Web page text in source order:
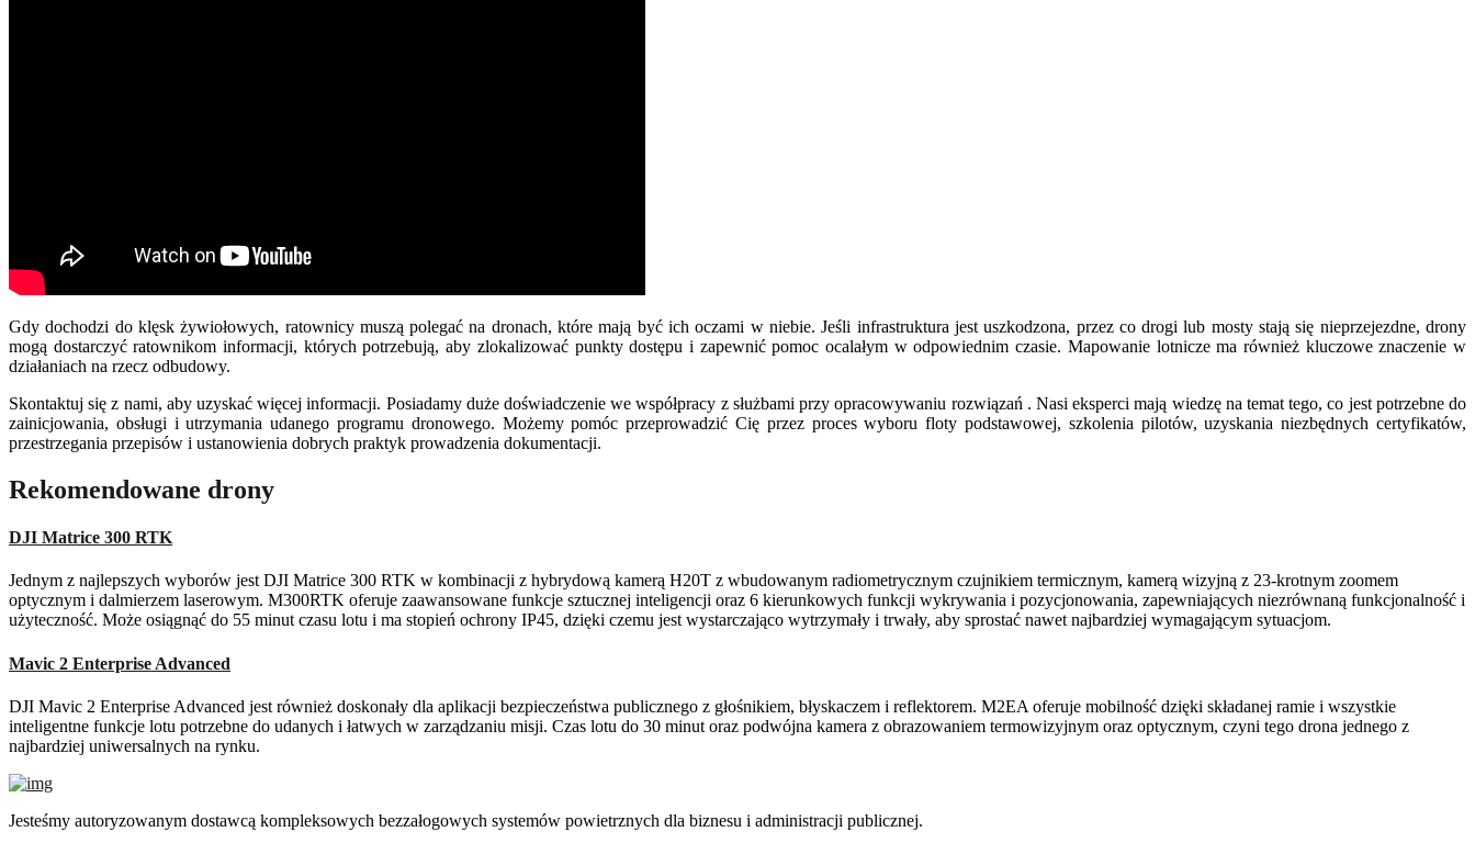
Gdy dochodzi do klęsk żywiołowych, ratownicy muszą polegać na dronach, które mają być ich oczami w niebie.Jeśli infrastruktura jest uszkodzona, przez co drogi lub mosty stają się nieprzejezdne, drony
mogą dostarczyć ratownikom informacji, których potrzebują, aby zlokalizować punkty dostępu i zapewnić pomoc ocalałym w odpowiednim czasie. Mapowanie lotnicze ma również kluczowe znaczenie w
działaniach na rzecz odbudowy.
Skontaktuj się z nami, aby uzyskać więcej informacji. Posiadamy duże doświadczenie we współpracy z służbami przy opracowywaniu rozwiązań . Nasi eksperci mają wiedzę na temat tego, co jest potrzebne do
zainicjowania, obsługi i utrzymania udanego programu dronowego. Możemy pomóc przeprowadzić Cię przez proces wyboru floty podstawowej, szkolenia pilotów, uzyskania niezbędnych certyfikatów,
przestrzegania przepisów i ustanowienia dobrych praktyk prowadzenia dokumentacji.
Rekomendowane drony
DJI Matrice 300 RTK
Jednym z najlepszych wyborów jest DJI Matrice 300 RTK w kombinacji z hybrydową kamerą H20T z wbudowanym radiometrycznym czujnikiem termicznym, kamerą wizyjną z 23-krotnym zoomem
optycznym i dalmierzem laserowym. M300RTK oferuje zaawansowane funkcje sztucznej inteligencji oraz 6 kierunkowych funkcji wykrywania i pozycjonowania, zapewniających niezrównaną funkcjonalność i
użyteczność. Może osiągnąć do 55 minut czasu lotu i ma stopień ochrony IP45, dzięki czemu jest wystarczająco wytrzymały i trwały, aby sprostać nawet najbardziej wymagającym sytuacjom.
Mavic 2 Enterprise Advanced
DJI Mavic 2 Enterprise Advanced jest również doskonały dla aplikacji bezpieczeństwa publicznego z głośnikiem, błyskaczem i reflektorem. M2EA oferuje mobilność dzięki składanej ramie i wszystkie
inteligentne funkcje lotu potrzebne do udanych i łatwych w zarządzaniu misji. Czas lotu do 30 minut oraz podwójna kamera z obrazowaniem termowizyjnym oraz optycznym, czyni tego drona jednego z
najbardziej uniwersalnych na rynku.
Jesteśmy autoryzowanym dostawcą kompleksowych bezzałogowych systemów powietrznych dla biznesu i administracji publicznej.